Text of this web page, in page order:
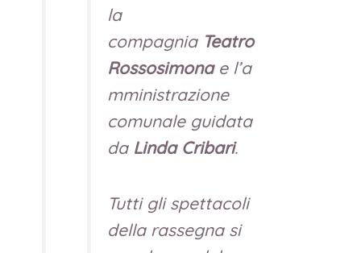
la
compagnia Teatro
Rossosimonae l’a
mministrazione
comunale guidata
da Linda Cribari.
Tutti gli spettacoli
della rassegna si